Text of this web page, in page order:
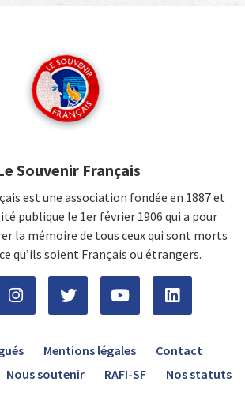
Souvenir Français
est une association fondée en 1887 et
publique le 1er février 1906 qui a pour
la mémoire de tous ceux qui sont morts
qu’ils soient Français ou étrangers.
Mentions légales
Contact
Nous soutenir RAFI-SF Nos statuts